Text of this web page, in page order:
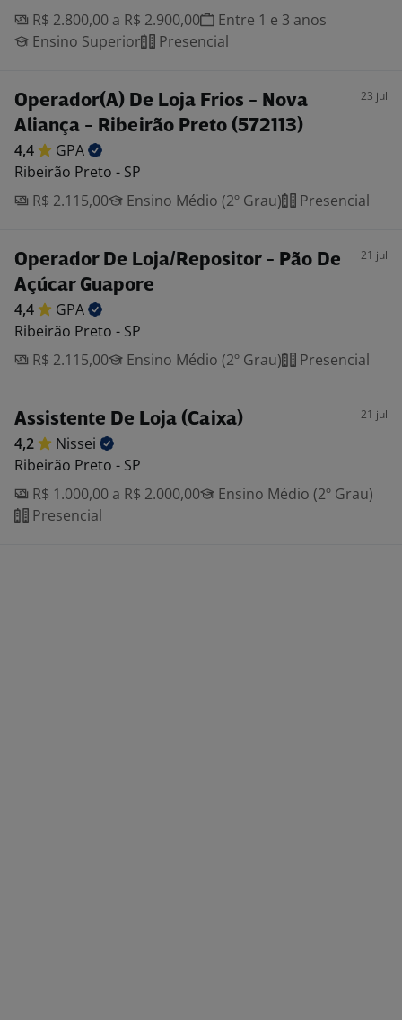
R$ 2.800,00 a R$ 2.900,00
Entre 1 e 3 anos
Ensino Superior
Presencial
Operador(A) De Loja Frios - Nova
Aliança - Ribeirão Preto (572113)
23 jul
4,4
GPA
Ribeirão Preto - SP
R$ 2.115,00
Ensino Médio (2º Grau) Presencial
Operador De Loja/Repositor - Pão De
Açúcar Guapore
21 jul
4,4
GPA
Ribeirão Preto - SP
R$ 2.115,00
Ensino Médio (2º Grau) Presencial
Assistente De Loja (Caixa) 21 jul
4,2
Nissei
Ribeirão Preto - SP
R$ 1.000,00 a R$ 2.000,00
Ensino Médio (2º Grau)
Presencial